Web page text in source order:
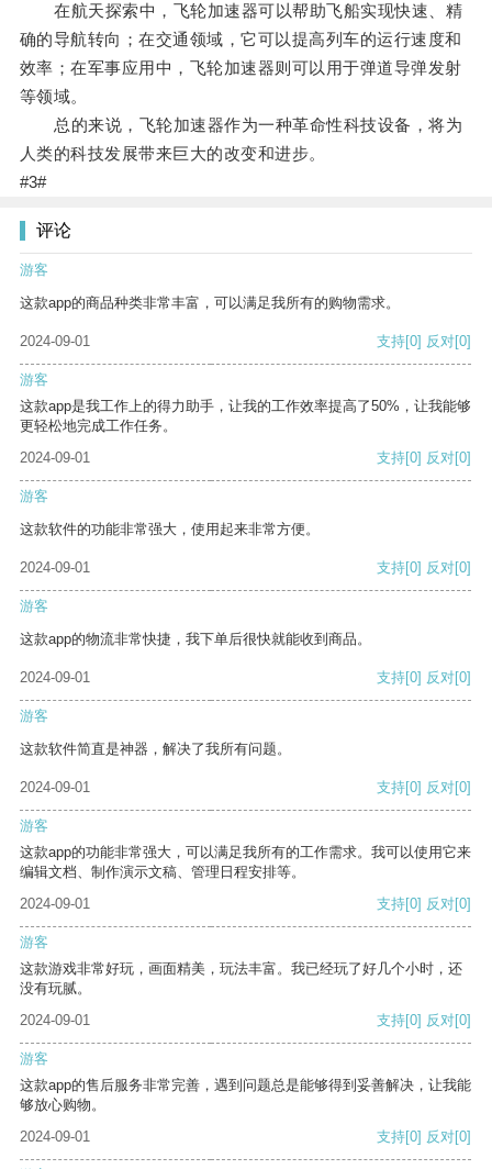
在航天探索中，飞轮加速器可以帮助飞船实现快速、精
确的导航转向；在交通领域，它可以提高列车的运行速度和
效率；在军事应用中，飞轮加速器则可以用于弹道导弹发射
等领域。
总的来说，飞轮加速器作为一种革命性科技设备，将为
人类的科技发展带来巨大的改变和进步。
#3#
评论
游客
这款app的商品种类非常丰富，可以满足我所有的购物需求。
2024-09-01 支持[0] 反对[0]
游客
这款app是我工作上的得力助手，让我的工作效率提高了50%，让我能够
更轻松地完成工作任务。
2024-09-01
支持[0] 反对[0]
游客
这款软件的功能非常强大，使用起来非常方便。
2024-09-01 支持[0] 反对[0]
游客
这款app的物流非常快捷，我下单后很快就能收到商品。
2024-09-01 支持[0] 反对[0]
游客
这款软件简直是神器，解决了我所有问题。
2024-09-01 支持[0] 反对[0]
游客
这款app的功能非常强大，可以满足我所有的工作需求。我可以使用它来
编辑文档、制作演示文稿、管理日程安排等。
2024-09-01
支持[0] 反对[0]
游客
这款游戏非常好玩，画面精美，玩法丰富。我已经玩了好几个小时，还
没有玩腻。
2024-09-01
支持[0] 反对[0]
游客
这款app的售后服务非常完善，遇到问题总是能够得到妥善解决，让我能
够放心购物。
2024-09-01
支持[0] 反对[0]